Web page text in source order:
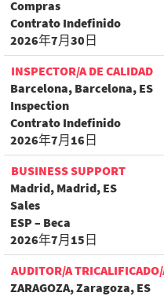
Compras
Contrato Indefinido
2026年7月30日
INSPECTOR/A DE CALIDAD
Barcelona, Barcelona, ES
Inspection
Contrato Indefinido
2026年7月16日
BUSINESS SUPPORT
Madrid, Madrid, ES
Sales
ESP – Beca
2026年7月15日
AUDITOR/A
ZARAGOZA, Zaragoza, ES